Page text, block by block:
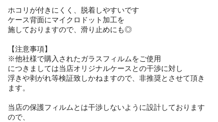
ホコリが付きにくく、脱着しやすいです
ケース背面にマイクロドット加工を
施しておりますので、滑り止めにも◎
【注意事項】
※他社様で購入されたガラスフィルムをご使用
につきましては当店オリジナルケースとの干渉に対し
浮きや剥がれ等検証致しかねますので、非推奨とさせて頂き
ます。
当店の保護フィルムとは干渉しないように設計しております
ので、